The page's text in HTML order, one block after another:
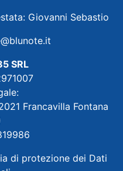
Giovanni Sebastio
SRL
Francavilla Fontana
di protezione dei Dati